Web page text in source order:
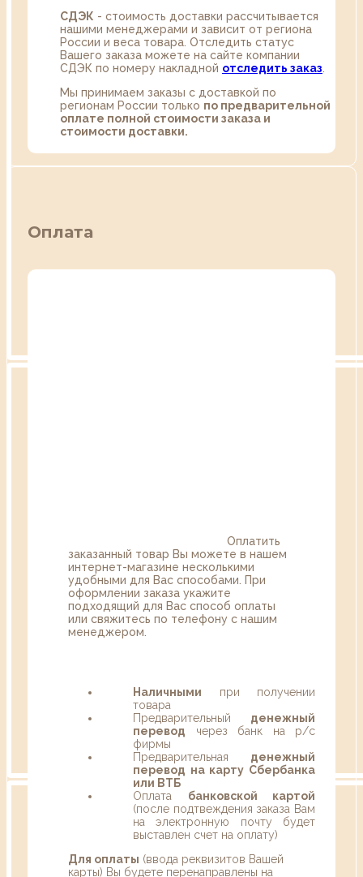
СДЭК - стоимость доставки рассчитывается
нашими менеджерами и зависит от региона
России и веса товара. Отследить статус
Вашего заказа можете на сайте компании
СДЭК по номеру накладной отследить заказ
Мы принимаем заказы с доставкой по
регионам России только по предварительной
оплате полной стоимости заказа и
стоимости доставки.
Оплата
Оплатить
заказанный товар Вы можете в нашем
интернет-магазине несколькими
удобными для Вас способами. При
оформлении заказа укажите
подходящий для Вас способ оплаты
или свяжитесь по телефону с нашим
менеджером.
Наличными при получении
товара
Предварительный денежный
перевод через банк на р/с
фирмы
Предварительная денежный
перевод на карту Сбербанка
или ВТБ
Оплата банковской картой
(после подтвеждения заказа Вам
на электронную почту будет
выставлен счет на оплату)
Для оплаты (ввода реквизитов Вашей
карты) Вы будете перенаправлены на